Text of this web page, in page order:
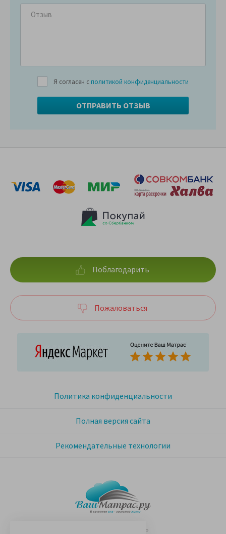
Я согласен с политикой конфиденциальности
© 2005-2026 «Ваш матрас»
Политика конфиденциальности
Полная версия сайта
Рекомендательные технологии
Поблагодарить
Пожаловаться